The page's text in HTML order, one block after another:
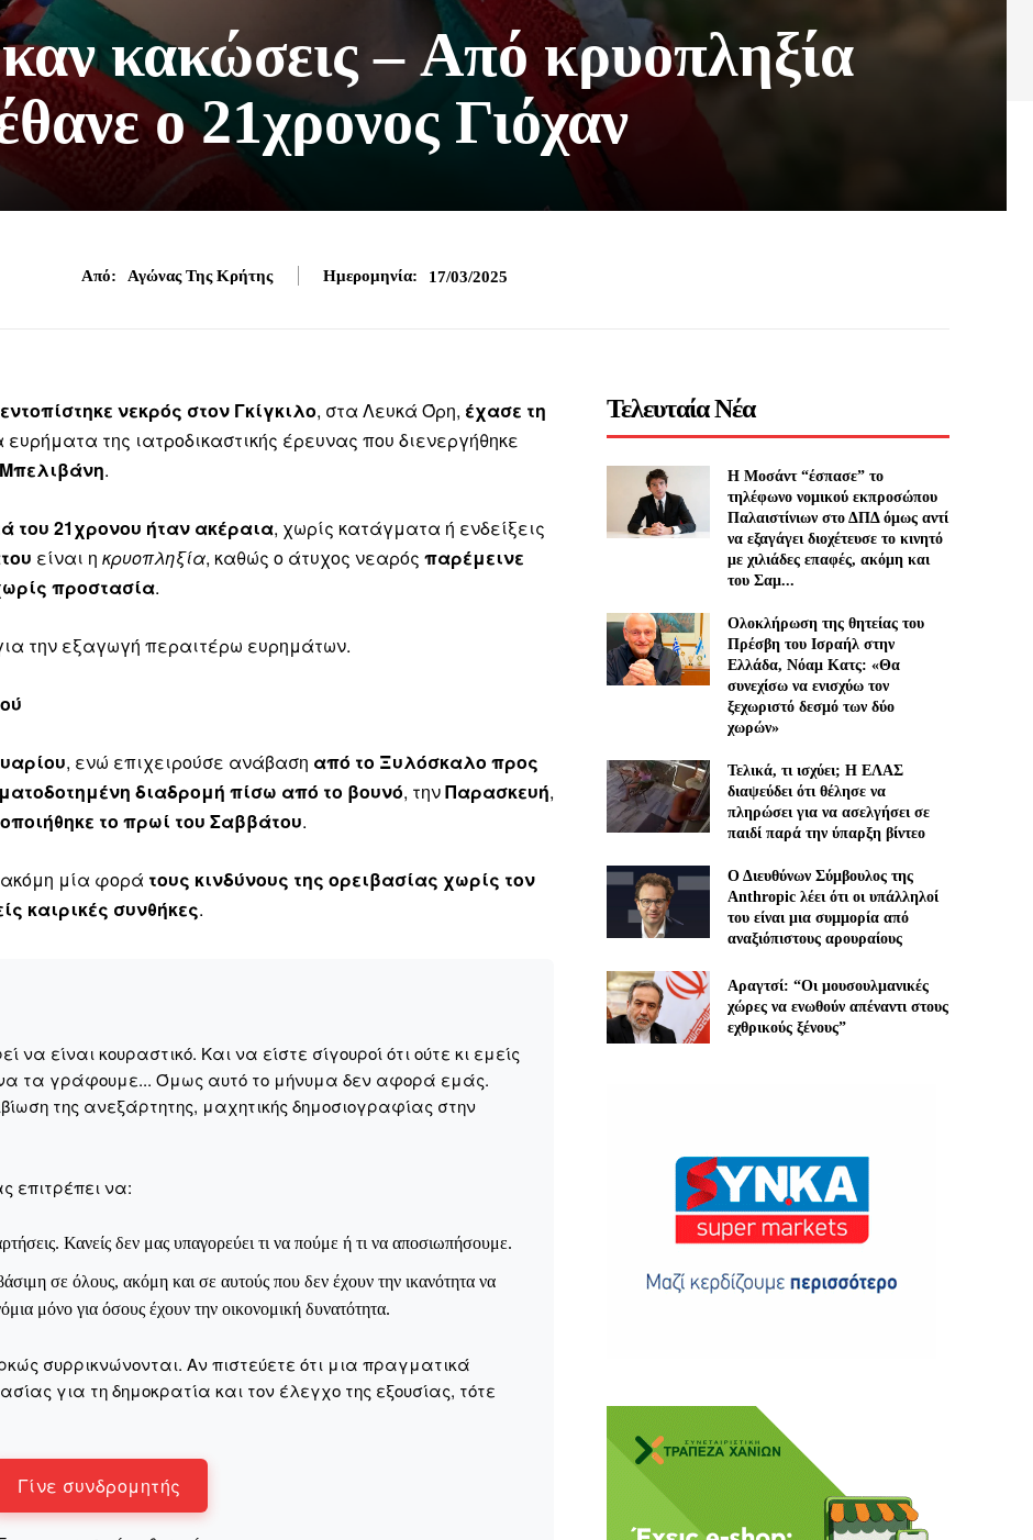
Ποιοι είμαστε
Στείλτε το άρθρο σας | Κάντε μια δωρεά
κακώσεις – Aπό κρυοπληξία
ο 21χρονος Γιόχαν
Από: Αγώνας Της Κρήτης Ημερομηνία: 17/03/2025
εντοπίστηκε νεκρός στον Γκίγκιλο, στα Λευκά Όρη, έχασε τη
της ιατροδικαστικής έρευνας που διενεργήθηκε
.
του 21χρονου ήταν ακέραια, χωρίς κατάγματα ή ενδείξεις
είναι η κρυοπληξία, καθώς ο άτυχος νεαρός παρέμεινε
προστασία.
την εξαγωγή περαιτέρω ευρημάτων.
, ενώ επιχειρούσε ανάβαση από το Ξυλόσκαλο προς
διαδρομή πίσω από το βουνό, τηνΠαρασκευή,
το πρωί του Σαββάτου.
ακόμη μία φορά τους κινδύνους της ορειβασίας χωρίς τον
καιρικές συνθήκες.
είναι κουραστικό. Και να είστε σίγουροί ότι ούτε κι εμείς
να τα γράφουμε... Όμως αυτό το μήνυμα δεν αφορά εμάς.
της ανεξάρτητης, μαχητικής δημοσιογραφίας στην
επιτρέπει να:
Κανείς δεν μας υπαγορεύει τι να πούμε ή τι να αποσιωπήσουμε.
σε όλους, ακόμη και σε αυτούς που δεν έχουν την ικανότητα να
μόνο για όσους έχουν την οικονομική δυνατότητα.
συρρικνώνονται. Αν πιστεύετε ότι μια πραγματικά
για τη δημοκρατία και τον έλεγχο της εξουσίας, τότε
Γίνε συνδρομητής
Τελευταία Νέα
Η Μοσάντ “έσπασε” το
τηλέφωνο νομικού εκπροσώπου
Παλαιστίνιων στο ΔΠΔ όμως αντί
να εξαγάγει διοχέτευσε το κινητό
με χιλιάδες επαφές, ακόμη και
του Σαμ...
Ολοκλήρωση της θητείας του
Πρέσβη του Ισραήλ στην
Ελλάδα, Νόαμ Κατς: «Θα
συνεχίσω να ενισχύω τον
ξεχωριστό δεσμό των δύο
χωρών»
Τελικά, τι ισχύει; Η ΕΛΑΣ
διαψεύδει ότι θέλησε να
πληρώσει για να ασελγήσει σε
παιδί παρά την ύπαρξη βίντεο
Ο Διευθύνων Σύμβουλος της
Anthropic λέει ότι οι υπάλληλοί
του είναι μια συμμορία από
αναξιόπιστους αρουραίους
Αραγτσί: “Οι μουσουλμανικές
χώρες να ενωθούν απέναντι στους
εχθρικούς ξένους”